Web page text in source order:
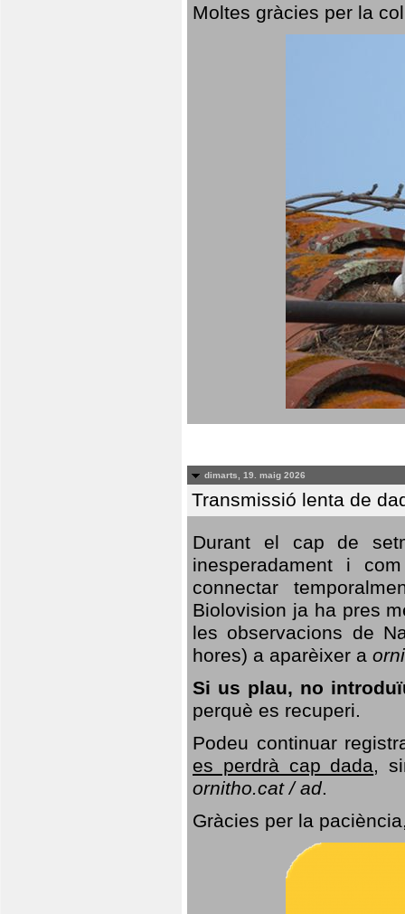
Moltes gràcies per la
dimarts, 19. maig 2026
Transmissió lenta de
Durant el cap de
inesperadament i
connectar
Biolovision ja ha pres
les observacions de
hores) a aparèixer a
Si us plau, no
perquè es recuperi.
Podeu continuar
es perdrà cap dada,
ornitho.cat / ad.
Gràcies per la